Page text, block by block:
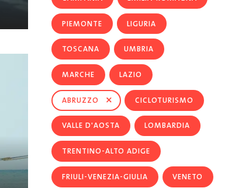
PIEMONTE LIGURIA
TOSCANA UMBRIA
MARCHE LAZIO
ABRUZZO × CICLOTURISMO
VALLE D'AOSTA LOMBARDIA
TRENTINO-ALTO ADIGE
FRIULI-VENEZIA-GIULIA VENETO